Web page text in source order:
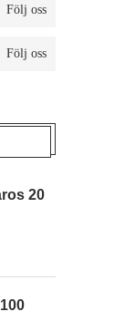
Följ oss
Följ oss
20